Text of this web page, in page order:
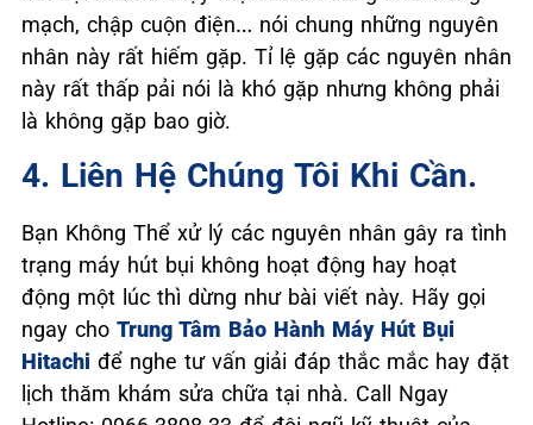
mạch, chập cuộn điện… nói chung những nguyên
nhân này rất hiếm gặp. Tỉ lệ gặp các nguyên nhân
này rất thấp pải nói là khó gặp nhưng không phải
là không gặp bao giờ.
4. Liên Hệ Chúng Tôi Khi Cần.
Bạn Không Thể xử lý các nguyên nhân gây ra tình
trạng máy hút bụi không hoạt động hay hoạt
động một lúc thì dừng như bài viết này. Hãy gọi
ngay cho Trung Tâm Bảo Hành Máy Hút Bụi
Hitachi để nghe tư vấn giải đáp thắc mắc hay đặt
lịch thăm khám sửa chữa tại nhà. Call Ngay